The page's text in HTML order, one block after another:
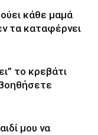
κάθε μαμά
τα καταφέρνει
το κρεβάτι
μου να